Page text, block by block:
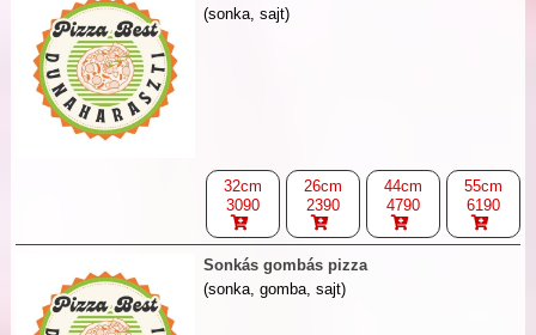
(sonka, sajt)
32cm
3090
26cm
2390
44cm
4790
55cm
6190
Sonkás gombás pizza
(sonka, gomba, sajt)